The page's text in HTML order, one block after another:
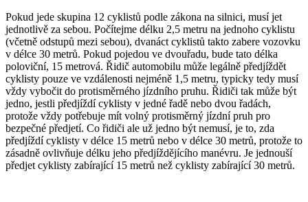
Pokud jede skupina 12 cyklistů podle zákona na silnici, musí jet
jednotlivě za sebou. Počítejme délku 2,5 metru na jednoho cyklistu
(včetně odstupů mezi sebou), dvanáct cyklistů takto zabere vozovku
v délce 30 metrů. Pokud pojedou ve dvouřadu, bude tato délka
poloviční, 15 metrová. Řidič automobilu může legálně předjíždět
cyklisty pouze ve vzdálenosti nejméně 1,5 metru, typicky tedy musí
vždy vybočit do protisměrného jízdního pruhu. Řidiči tak může být
jedno, jestli předjíždí cyklisty v jedné řadě nebo dvou řadách,
protože vždy potřebuje mít volný protisměrný jízdní pruh pro
bezpečné předjetí. Co řidiči ale už jedno být nemusí, je to, zda
předjíždí cyklisty v délce 15 metrů nebo v délce 30 metrů, protože to
zásadně ovlivňuje délku jeho předjíždějícího manévru. Je jednouší
předjet cyklisty zabírající 15 metrů než cyklisty zabírající 30 metrů.